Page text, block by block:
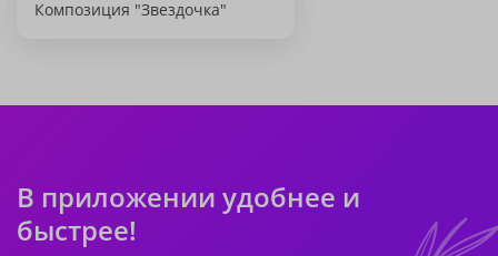
Композиция "Звездочка"
В приложении удобнее и
быстрее!